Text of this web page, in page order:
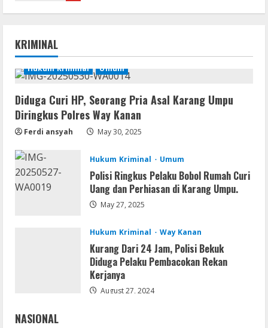
1
Serialers
MATLAB R2024b Crack exe [Full] x64
Bypass
Serialers
VMware Workstation Portable +
Activator Final
Serialers
MATLAB Crack + Portable Clean
Premium
KRIMINAL
Hukum Kriminal Umum
Diduga Curi HP, Seorang Pria Asal Karang Umpu
Diringkus Polres Way Kanan
Ferdi ansyah May 30, 2025
Hukum Kriminal Umum
Polisi Ringkus Pelaku Bobol Rumah Curi
Uang dan Perhiasan di Karang Umpu.
May 27, 2025
Hukum Kriminal Way Kanan
Kurang Dari 24 Jam, Polisi Bekuk
Diduga Pelaku Pembacokan Rekan
Kerjanya
August 27, 2024
NASIONAL